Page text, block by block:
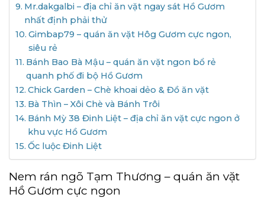
Mr.dakgalbi – địa chỉ ăn vặt ngay sát Hồ Gươm
nhất định phải thử
Gimbap79 – quán ăn vặt Hôg Gươm cực ngon,
siêu rẻ
Bánh Bao Bà Mậu – quán ăn vặt ngon bổ rẻ
quanh phố đi bộ Hồ Gươm
Chick Garden – Chè khoai dẻo & Đồ ăn vặt
Bà Thìn – Xôi Chè và Bánh Trôi
Bánh Mỳ 38 Đinh Liệt – địa chỉ ăn vặt cực ngon ở
khu vực Hồ Gươm
Ốc luộc Đinh Liệt
Nem rán ngõ Tạm Thương – quán ăn vặt
Hồ Gươm cực ngon